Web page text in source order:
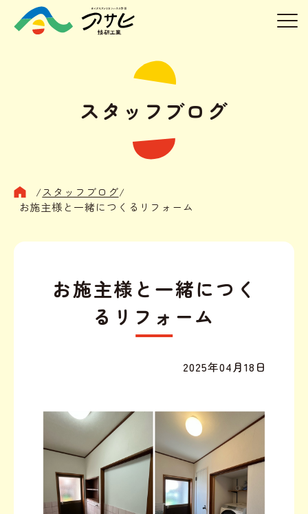
スタッフブログ
/スタッフブログ/
お施主様と一緒につくるリフォーム
お施主様と一緒につく
るリフォーム
2025年04月18日